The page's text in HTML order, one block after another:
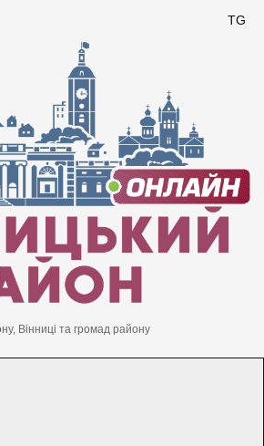
TG
Вінниці та громад району